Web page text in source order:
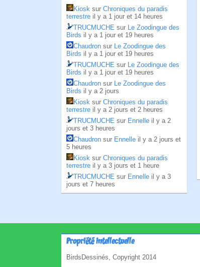
Kiosk sur Chroniques du paradis
terrestre il y a 1 jour et 14 heures
TRUCMUCHE sur Le Zoodingue des
Birds il y a 1 jour et 19 heures
Chaudron sur Le Zoodingue des
Birds il y a 1 jour et 19 heures
TRUCMUCHE sur Le Zoodingue des
Birds il y a 1 jour et 19 heures
Chaudron sur Le Zoodingue des
Birds il y a 2 jours
Kiosk sur Chroniques du paradis
terrestre il y a 2 jours et 2 heures
TRUCMUCHE sur Ennelle il y a 2
jours et 3 heures
Chaudron sur Ennelle il y a 2 jours et
5 heures
Kiosk sur Chroniques du paradis
terrestre il y a 3 jours et 1 heure
TRUCMUCHE sur Ennelle il y a 3
jours et 7 heures
Propriété intellectuelle
BirdsDessinés, Copyright 2014